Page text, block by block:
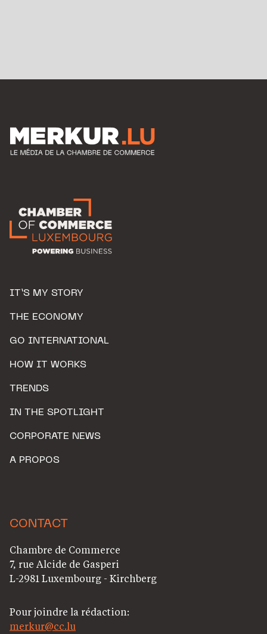
IT’S MY STORY
THE ECONOMY
GO INTERNATIONAL
HOW IT WORKS
TRENDS
IN THE SPOTLIGHT
CORPORATE NEWS
A PROPOS
CONTACT
Chambre de Commerce
7, rue Alcide de Gasperi
L-2981 Luxembourg - Kirchberg
Pour joindre la rédaction:
merkur@cc.lu